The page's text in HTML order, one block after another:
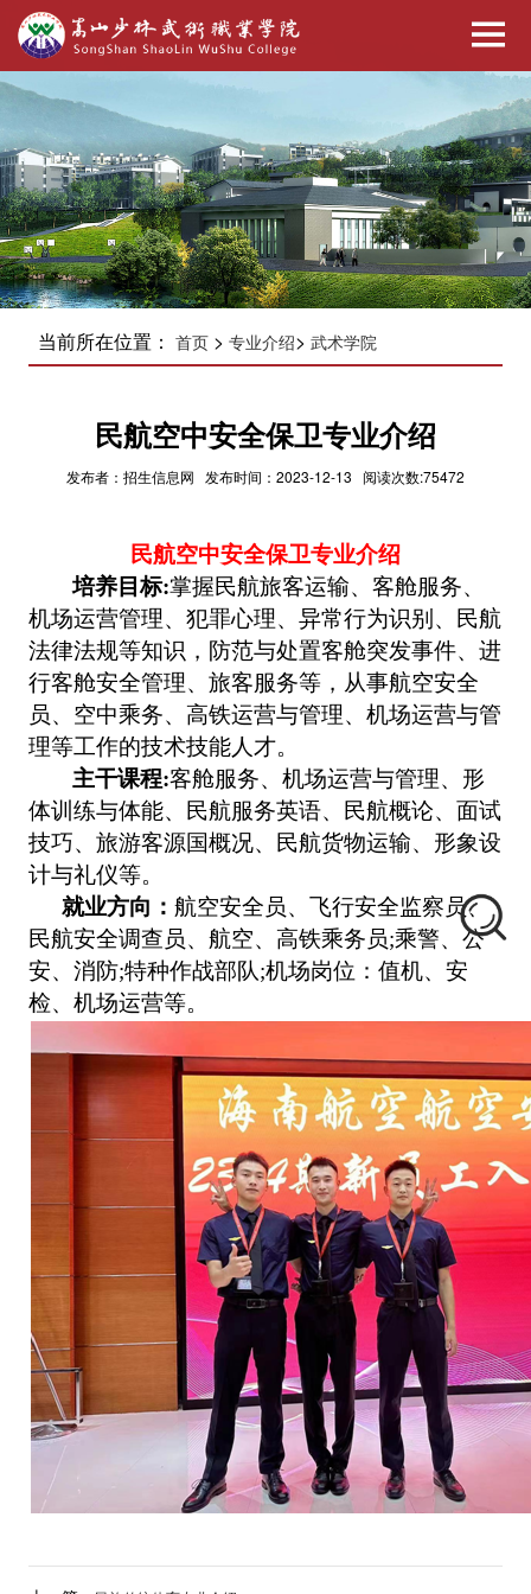
当前所在位置： 首页> 专业介绍> 武术学院
​民航空中安全保卫专业介绍
发布者：招生信息网 发布时间：2023-12-13 阅读次数:75472
民航空中安全保卫专业介绍
培养目标:掌握民航旅客运输、客舱服务、
机场运营管理、犯罪心理、异常行为识别、民航
法律法规等知识，防范与处置客舱突发事件、进
行客舱安全管理、旅客服务等，从事航空安全
员、空中乘务、高铁运营与管理、机场运营与管
理等工作的技术技能人才。
主干课程:客舱服务、机场运营与管理、形
体训练与体能、民航服务英语、民航概论、面试
技巧、旅游客源国概况、民航货物运输、形象设
计与礼仪等。
就业方向： 航空安全员、飞行安全监察员、
民航安全调查员、航空、高铁乘务员;乘警、公
安、消防;特种作战部队;机场岗位：值机、安
检、机场运营等。